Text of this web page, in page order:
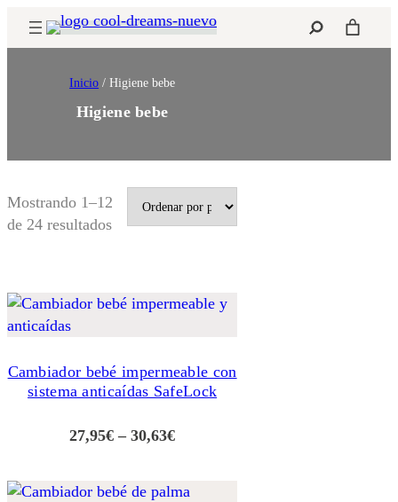
Saltar
Buscar
Inicio / Higiene bebe
Higiene bebe
Mostrando 1–12
de 24 resultadosOrdenado
Cambiador bebé impermeable con
sistema anticaídas SafeLock
27,95€ – 30,63€Rango